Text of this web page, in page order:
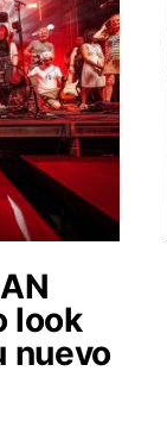
look
nuevo